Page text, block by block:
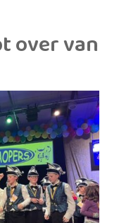
over van